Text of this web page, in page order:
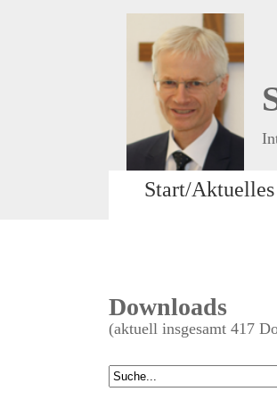
Start/Aktuelles
Downloads
(aktuell insgesamt 417